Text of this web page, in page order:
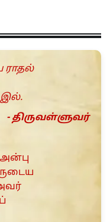
ராதல்
இல்.
- திருவள்ளுவர்